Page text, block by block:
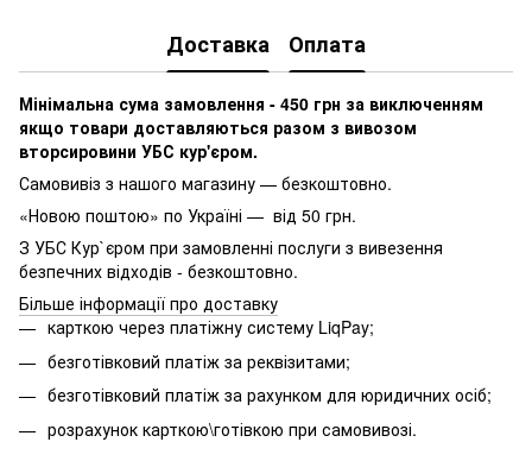
Доставка Оплата
Мінімальна сума замовлення - 450 грн за виключенням
якщо товари доставляються разом з вивозом
вторсировини УБС кур'єром.
Самовивіз з нашого магазину — безкоштовно.
«Новою поштою» по Україні — від 50 грн.
З УБС Кур`єром при замовленні послуги з вивезення
безпечних відходів - безкоштовно.
Більше інформації про доставку
карткою через платіжну систему LiqPay;
безготівковий платіж за реквізитами;
безготівковий платіж за рахунком для юридичних осіб;
розрахунок карткою\готівкою при самовивозі.